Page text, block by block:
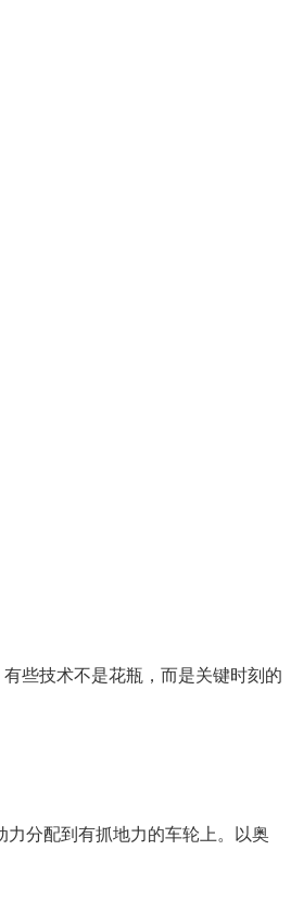
些技术不是花瓶，而是关键时刻的
力分配到有抓地力的车轮上。以奥